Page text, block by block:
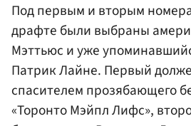
Под первым и вторым
драфте были выбраны
Мэттьюс и уже
Патрик Лайне. Первый
спасителем прозябающего
«Торонто Мэйпл Лифс»,